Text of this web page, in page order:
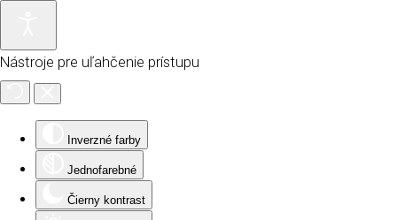
Nástroje pre uľahčenie prístupu
Inverzné farby
Jednofarebné
Čierny kontrast